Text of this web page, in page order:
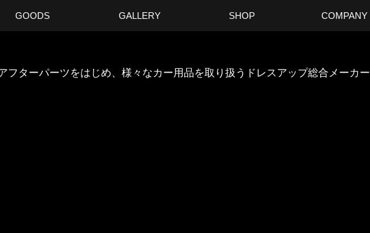
GOODS GALLERY SHOP COMPANY
フターパーツをはじめ、様々なカー用品を取り扱うドレスアップ総合メーカー